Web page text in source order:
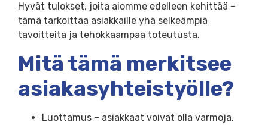
Hyvät tulokset, joita aiomme edelleen kehittää –
tämä tarkoittaa asiakkaille yhä selkeämpiä
tavoitteita ja tehokkaampaa toteutusta.
Mitä tämä merkitsee
asiakasyhteistyölle?
Luottamus – asiakkaat voivat olla varmoja,